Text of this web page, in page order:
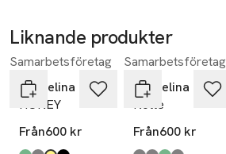
Liknande produkter
Hoppa över bildspelet
Samarbetsföretag
Pappelina
HONEY
Från600 kr
Samarbetsföretag
Pappelina
Kotte
Från600 kr